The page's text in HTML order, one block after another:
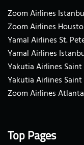
Zoom Airlines
Zoom Airlines
Yamal Airlines St.
Yamal Airlines
Yakutia Airlines
Yakutia Airlines
Zoom Airlines
Top Pages